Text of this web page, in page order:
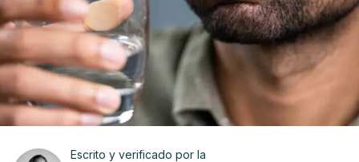
Escrito y verificado por la